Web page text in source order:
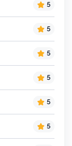
5
5
5
5
5
5